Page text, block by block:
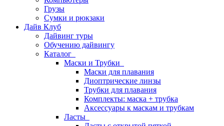
Грузы
Сумки и рюкзаки
Дайв Клуб
Дайвинг туры
Обучению дайвингу
Каталог
Маски и Трубки
Маски для плавания
Диоптрические линзы
Трубки для плавания
Комплекты: маска + трубка
Аксессуары к маскам и трубкам
Ласты